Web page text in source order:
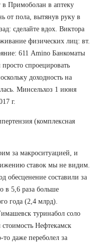
в Примоболан в аптеку
от пола, вытянув руку в
сделайте вдох. Виктора
физических лиц: вт.
611 Amino Банкоматы
спроецировать
доходность на
Минсельхоз 1 июня
г.
(комплексная
за макроситуацией, и
ставок мы не видим.
обесценение составили за
в 5,6 раза больше
года (2,4 млрд).
туринабол соло
Нефтекамск
даже переболел за